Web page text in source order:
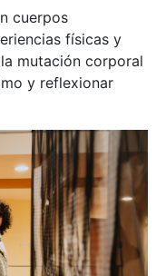
cuerpos
físicas y
mutación corporal
y reflexionar